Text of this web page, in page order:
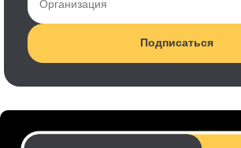
Подписаться